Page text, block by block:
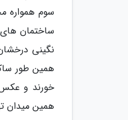
سوم همواره
ساختمان های
نگینی
همین طور
خورند و عکس
همین میدان